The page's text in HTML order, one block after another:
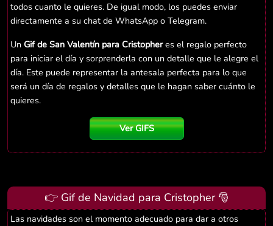
todos cuanto le quieres. De igual modo, los puedes enviar
directamente a su chat de WhatsApp o Telegram.
Un Gif de San Valentín para Cristopheres el regalo perfecto
para iniciar el día y sorprenderla con un detalle que le alegre el
día. Este puede representar la antesala perfecta para lo que
será un día de regalos y detalles que le hagan saber cuánto le
quieres.
Ver GIFS
👉 Gif de Navidad para Cristopher 🎅
Las navidades son el momento adecuado para dar a otros